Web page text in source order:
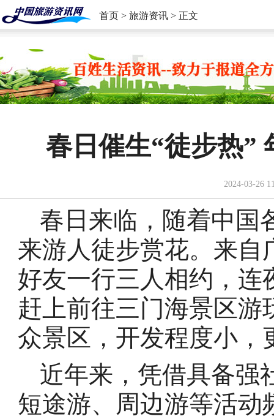
首页 > 旅游资讯 > 正文
春日催生“徒步热”
2024-03-26
春日来临，随着中国
来游人徒步赏花。来自
好友一行三人相约，连
赶上前往三门海景区游
众景区，开发程度小，
近年来，凭借具备强
短途游、周边游等活动